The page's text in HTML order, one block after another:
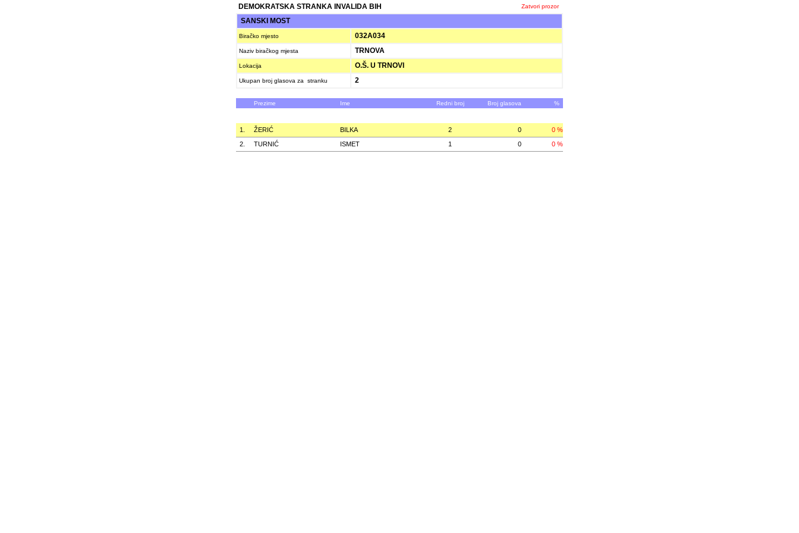
DEMOKRATSKA STRANKA INVALIDA BIH Zatvori prozor
SANSKI MOST
Biračko mjesto 032A034
Naziv biračkog mjesta TRNOVA
Lokacija O.Š. U TRNOVI
Ukupan broj glasova za stranku 2
Prezime Ime Redni broj Broj glasova %
1. ŽERIĆ BILKA 2 0
0 %
2.
TURNIĆ ISMET 1 0 0 %